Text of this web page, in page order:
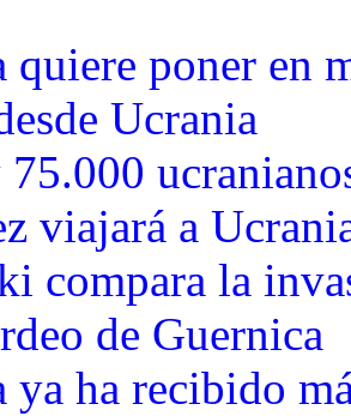
quiere poner en
Ucrania
75.000
viajará a
compara la
de Guernica
ya ha recibido